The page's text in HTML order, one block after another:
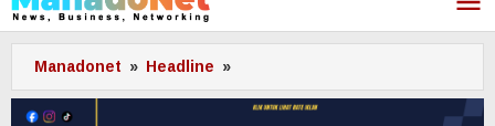
ke
konten
Manadonet » Headline »
UP3
Tahuna